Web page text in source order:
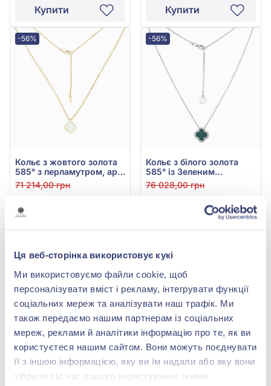
Ця веб-сторінка використовує кукі
Ми використовуємо файли cookie, щоб
персоналізувати вміст і рекламу, інтегрувати функції
соціальних мереж та аналізувати наш трафік. Ми
також передаємо нашим партнерам із соціальних
мереж, реклами й аналітики інформацію про те, як ви
користуєтеся нашим сайтом. Вони можуть поєднувати
її з іншою інформацією, яку ви їм надали або яку вони
зібрали під час вашого користування їхніми
Купити Купити
-56%
Кольє з жовтого золота
585° з перламутром, арт.
1020022ж
71 214,00 грн
(арт. 1020022ж)
-56%
Кольє з білого золота
585° із Зеленим
Малахітом, арт. 1020018б
76 028,00 грн
(арт. 1020018б)